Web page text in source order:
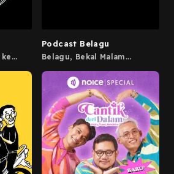
.
Podcast Belagu
Belagu, Bekal Malam
tongkrongan asal Bandung
berbahasa Sunda yang
bahas seputaran Love, Life,
and Laugh. Barengan
Guzman Sige, Kuns
Kurniawan, dan Tama
Randy, bakalan bahas serba-
serbi kehidupan dari sudut
pandang yang berbeda.
Selamat mendengarkan.
Enjoy! Catch us on : Email :